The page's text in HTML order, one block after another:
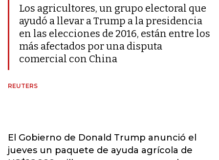
Los agricultores, un grupo electoral que
ayudó a llevar a Trump a la presidencia
en las elecciones de 2016, están entre los
más afectados por una disputa
comercial con China
REUTERS
El Gobierno de Donald Trump anunció el
jueves un paquete de ayuda agrícola de